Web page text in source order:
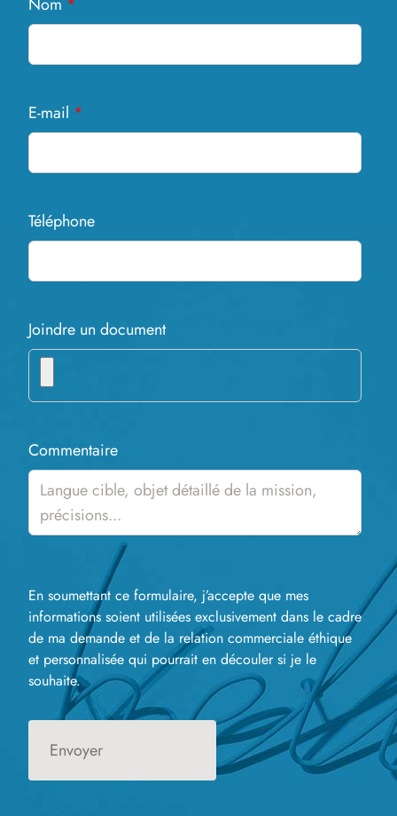
E-mail *
Téléphone
Joindre un document
Commentaire
En soumettant ce formulaire, j’accepte que mes
informations soient utilisées exclusivement dans le cadre
de ma demande et de la relation commerciale éthique
et personnalisée qui pourrait en découler si je le
souhaite.